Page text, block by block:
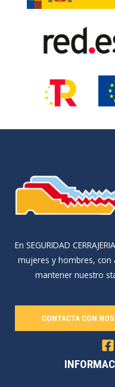
En SEGURIDAD
mujeres y hombres, con
mantener nuestro
CONTACTA CON